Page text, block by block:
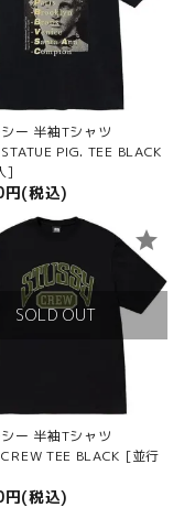
ー 半袖Tシャツ
PIG. TEE BLACK
]
(税込)
SOLD OUT
ー 半袖Tシャツ
CREW TEE BLACK [並行
(税込)
star